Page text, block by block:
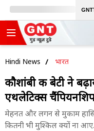
Hindi News भारत
कौशांबी की बेटी ने
एथलेटिक्स
मेहनत और लगन से मुकाम
कितनी भी मुश्किल क्यों ना